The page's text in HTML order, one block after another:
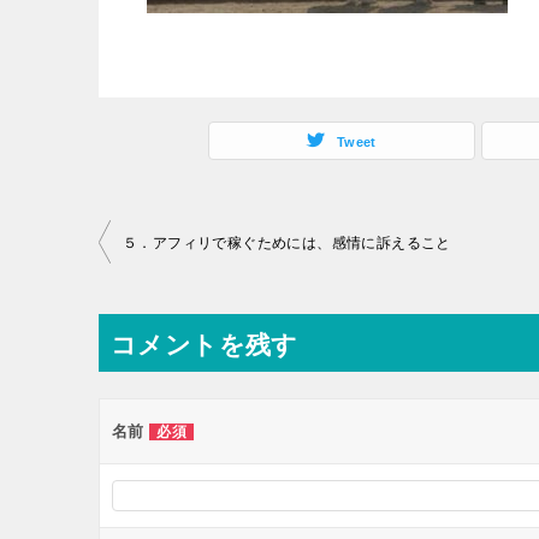
Tweet
投
ナ
ビ
ー
ョ
５．アフィリで稼ぐためには、感情に訴えること
コメントを残す
名前 必須